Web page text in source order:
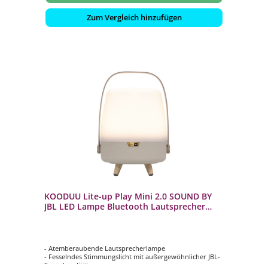
Zum Vergleich hinzufügen
KOODUU Lite-up Play Mini 2.0 SOUND BY
JBL LED Lampe Bluetooth Lautsprecher
- Atemberaubende Lautsprecherlampe
- Fesselndes Stimmungslicht mit außergewöhnlicher JBL-